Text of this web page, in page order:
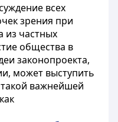
всех
зрения при
из частных
общества в
законопроекта,
может выступить
важнейшей